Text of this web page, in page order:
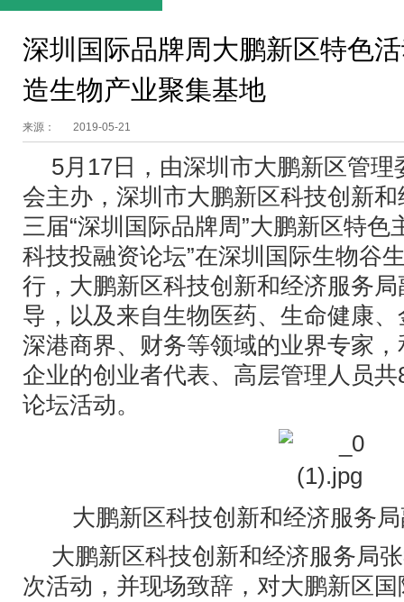
深圳国际品牌周大鹏新区特色
造生物产业聚集基地
来源： 2019-05-21
5月17日，由深圳市大鹏新区管
会主办，深圳市大鹏新区科技创新
三届“深圳国际品牌周”大鹏新区特色
科技投融资论坛”在深圳国际生物谷
行，大鹏新区科技创新和经济服务
导，以及来自生物医药、生命健康
深港商界、财务等领域的业界专家
企业的创业者代表、高层管理人员
论坛活动。
大鹏新区科技创新和经济服务
大鹏新区科技创新和经济服务局
次活动，并现场致辞，对大鹏新区